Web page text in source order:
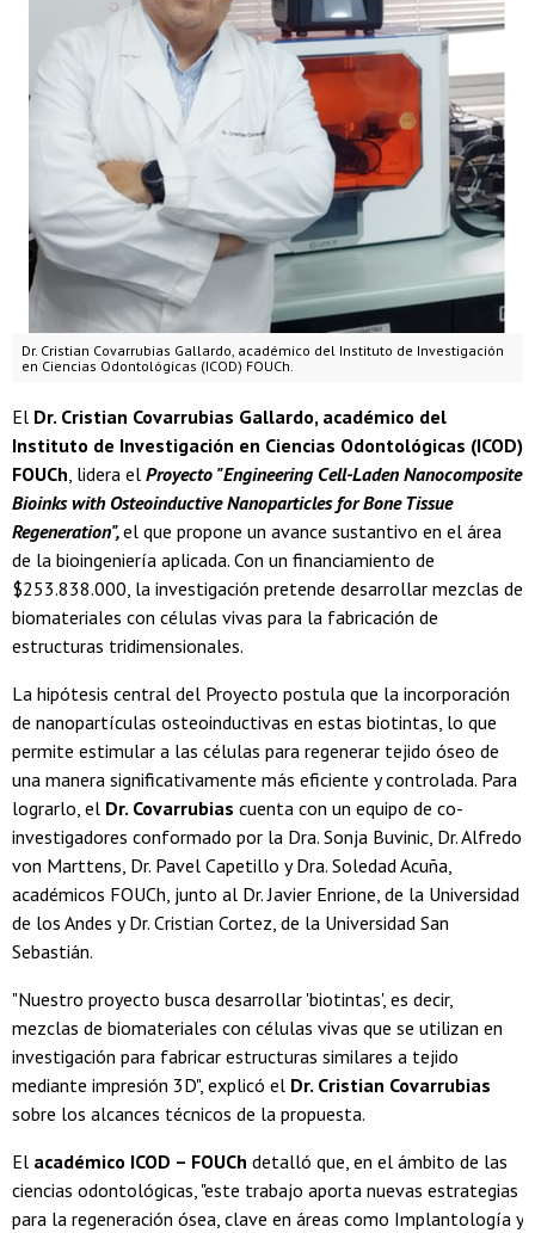
Dr. Cristian Covarrubias Gallardo, académico del Instituto de Investigación
en Ciencias Odontológicas (ICOD) FOUCh.
El Dr. Cristian Covarrubias Gallardo, académico del
Instituto de Investigación en Ciencias Odontológicas (ICOD)
FOUCh , lidera el Proyecto "Engineering Cell-Laden Nanocomposite
Bioinks with Osteoinductive Nanoparticles for Bone Tissue
Regeneration",el que propone un avance sustantivo en el área
de la bioingeniería aplicada. Con un financiamiento de
$253.838.000, la investigación pretende desarrollar mezclas de
biomateriales con células vivas para la fabricación de
estructuras tridimensionales.
La hipótesis central del Proyecto postula que la incorporación
de nanopartículas osteoinductivas en estas biotintas, lo que
permite estimular a las células para regenerar tejido óseo de
una manera significativamente más eficiente y controlada. Para
lograrlo, el Dr. Covarrubias cuenta con un equipo de co-
investigadores conformado por la Dra. Sonja Buvinic, Dr. Alfredo
von Marttens, Dr. Pavel Capetillo y Dra. Soledad Acuña,
académicos FOUCh, junto al Dr. Javier Enrione, de la Universidad
de los Andes y Dr. Cristian Cortez, de la Universidad San
Sebastián.
"Nuestro proyecto busca desarrollar 'biotintas', es decir,
mezclas de biomateriales con células vivas que se utilizan en
investigación para fabricar estructuras similares a tejido
mediante impresión 3D", explicó el Dr. Cristian Covarrubias
sobre los alcances técnicos de la propuesta.
El académico ICOD – FOUCh detalló que, en el ámbito de las
ciencias odontológicas, "este trabajo aporta nuevas estrategias
para la regeneración ósea, clave en áreas como Implantología y